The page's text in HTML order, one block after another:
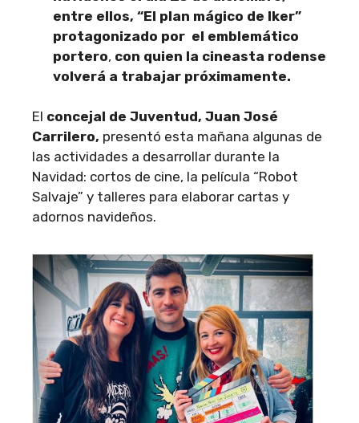
entre ellos, “El plan mágico de Iker”
protagonizado por el emblemático
portero, con quien la cineasta rodense
volverá a trabajar próximamente.
El concejal de Juventud, Juan José
Carrilero, presentó esta mañana algunas de
las actividades a desarrollar durante la
Navidad: cortos de cine, la película “Robot
Salvaje” y talleres para elaborar cartas y
adornos navideños.